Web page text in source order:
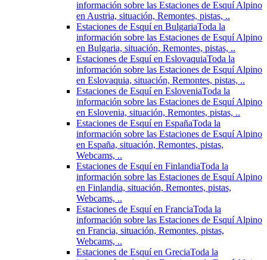
información sobre las Estaciones de Esquí Alpino
en Austria, situación, Remontes, pistas, ..
Estaciones de Esquí en BulgariaToda la
información sobre las Estaciones de Esquí Alpino
en Bulgaria, situación, Remontes, pistas, ..
Estaciones de Esquí en EslovaquiaToda la
información sobre las Estaciones de Esquí Alpino
en Eslovaquia, situación, Remontes, pistas, ..
Estaciones de Esquí en EsloveniaToda la
información sobre las Estaciones de Esquí Alpino
en Eslovenia, situación, Remontes, pistas, ..
Estaciones de Esquí en EspañaToda la
información sobre las Estaciones de Esquí Alpino
en España, situación, Remontes, pistas,
Webcams, ..
Estaciones de Esquí en FinlandiaToda la
información sobre las Estaciones de Esquí Alpino
en Finlandia, situación, Remontes, pistas,
Webcams, ..
Estaciones de Esquí en FranciaToda la
información sobre las Estaciones de Esquí Alpino
en Francia, situación, Remontes, pistas,
Webcams, ..
Estaciones de Esquí en GreciaToda la